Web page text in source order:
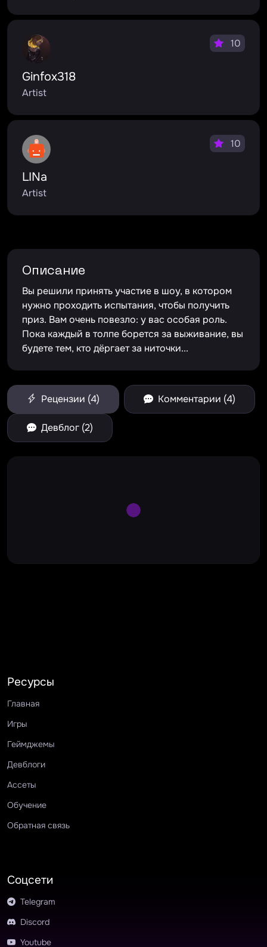
Ginfox318
Artist
10
LINa
Artist
10
Описание
Вы решили принять участие в шоу, в котором
нужно проходить испытания, чтобы получить
приз. Вам очень повезло: у вас особая роль.
Пока каждый в толпе борется за выживание, вы
будете тем, кто дёргает за ниточки...
Рецензии (4) Комментарии (4)
Девблог (2)
Large Spinner
Ресурсы
Главная
Игры
Геймджемы
Девблоги
Ассеты
Обучение
Обратная связь
Соцсети
Telegram
Discord
Youtube